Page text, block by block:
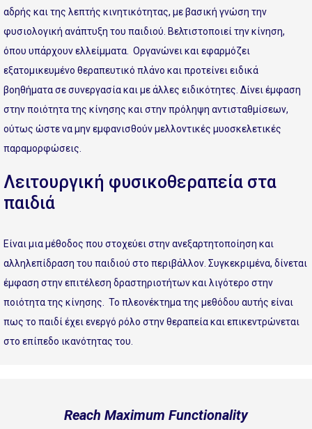
αδρής και της λεπτής κινητικότητας, με βασική γνώση την
φυσιολογική ανάπτυξη του παιδιού. Βελτιστοποιεί την κίνηση,
όπου υπάρχουν ελλείμματα. Οργανώνει και εφαρμόζει
εξατομικευμένο θεραπευτικό πλάνο και προτείνει ειδικά
βοηθήματα σε συνεργασία και με άλλες ειδικότητες. Δίνει έμφαση
στην ποιότητα της κίνησης και στην πρόληψη αντισταθμίσεων,
ούτως ώστε να μην εμφανισθούν μελλοντικές μυοσκελετικές
παραμορφώσεις.
Λειτουργική φυσικοθεραπεία στα
παιδιά
Είναι μια μέθοδος που στοχεύει στην ανεξαρτητοποίηση και
αλληλεπίδραση του παιδιού στο περιβάλλον. Συγκεκριμένα, δίνεται
έμφαση στην επιτέλεση δραστηριοτήτων και λιγότερο στην
ποιότητα της κίνησης. Το πλεονέκτημα της μεθόδου αυτής είναι
πως το παιδί έχει ενεργό ρόλο στην θεραπεία και επικεντρώνεται
στο επίπεδο ικανότητας του.
Reach Maximum Functionality